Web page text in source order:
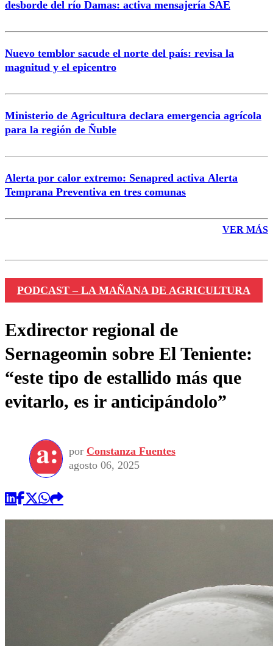
desborde del río Damas: activa mensajería SAE
Nuevo temblor sacude el norte del país: revisa la
magnitud y el epicentro
Ministerio de Agricultura declara emergencia agrícola
para la región de Ñuble
Alerta por calor extremo: Senapred activa Alerta
Temprana Preventiva en tres comunas
VER MÁS
PODCAST – LA MAÑANA DE AGRICULTURA
Exdirector regional de
Sernageomin sobre El Teniente:
“este tipo de estallido más que
evitarlo, es ir anticipándolo”
por Constanza Fuentes
agosto 06, 2025